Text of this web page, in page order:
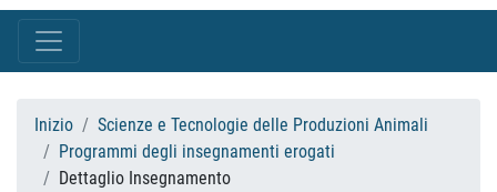
Inizio
Scienze e Tecnologie delle Produzioni Animali
Programmi degli insegnamenti erogati
Dettaglio Insegnamento